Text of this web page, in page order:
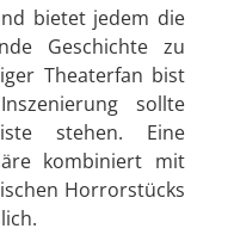
bietet jedem die
Geschichte zu
Theaterfan bist
sollte
stehen. Eine
kombiniert mit
Horrorstücks